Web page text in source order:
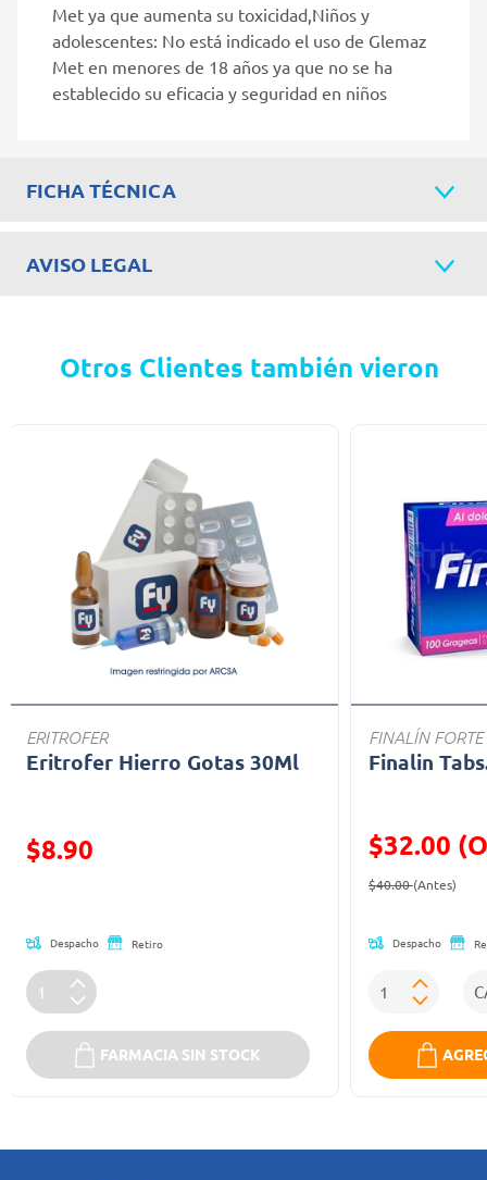
Met ya que aumenta su toxicidad,Niños y
adolescentes: No está indicado el uso de Glemaz
Met en menores de 18 años ya que no se ha
establecido su eficacia y seguridad en niños
FICHA TÉCNICA
AVISO LEGAL
Otros Clientes también vieron
ERITROFER
Eritrofer Hierro Gotas 30Ml
Precio reducido de
$8.90
Despacho Retiro
FARMACIA SIN STOCK
FINALÍN FORTE
Finalin
$32.00
Precio
$40.00(Antes)
Despacho